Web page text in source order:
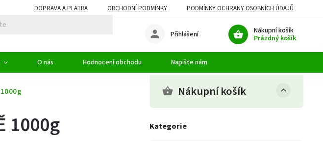
DOPRAVA A PLATBA OBCHODNÍ PODMÍNKY PODMÍNKY OCHRANY OSOBNÍCH ÚDAJŮ
Nákupní košík
Prázdný košík
Přihlášení
O nás Hodnocení obchodu Napište nám
1000g Nákupní košík
Kategorie
1000g